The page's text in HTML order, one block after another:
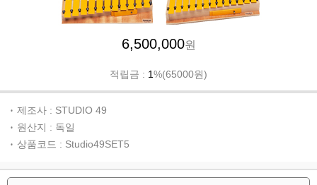
6,500,000원
적립금 : 1%(65000원)
제조사 : STUDIO 49
원산지 : 독일
상품코드 : Studio49SET5